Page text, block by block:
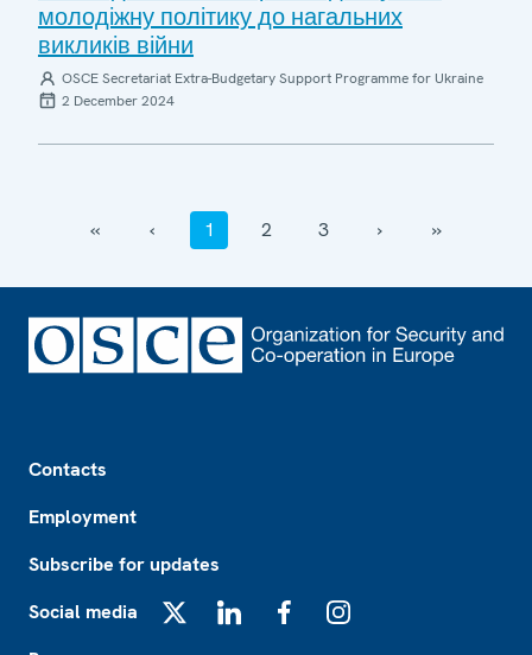
молодіжну політику до нагальних
викликів війни
OSCE Secretariat Extra-Budgetary Support Programme for Ukraine
2 December 2024
‹‹ ‹ 1 2 3 › ››
Contacts
Employment
Subscribe for updates
Social media